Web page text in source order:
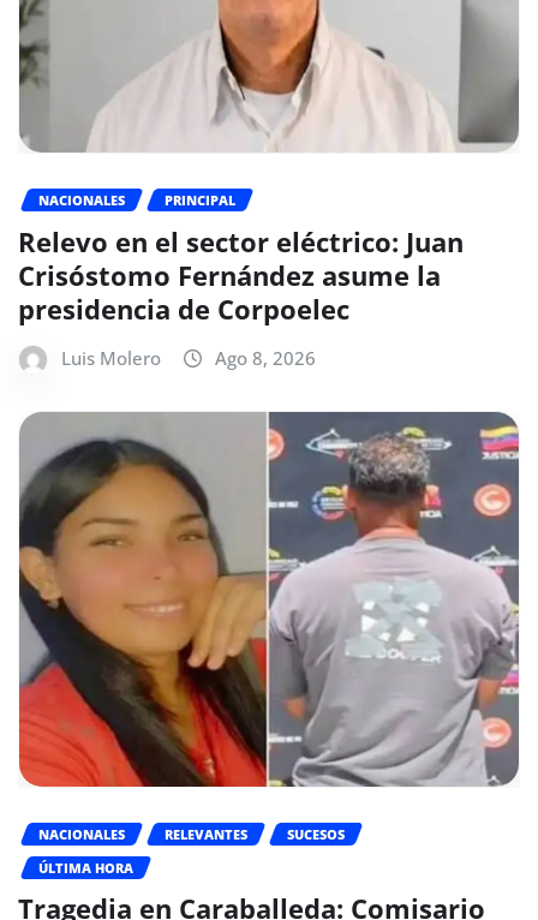
NACIONALES PRINCIPAL
Relevo en el sector eléctrico: Juan
Crisóstomo Fernández asume la
presidencia de Corpoelec
Luis Molero Ago 8, 2026
NACIONALES RELEVANTES
SUCESOS
ÚLTIMA HORA
Tragedia en Caraballeda: Comisario